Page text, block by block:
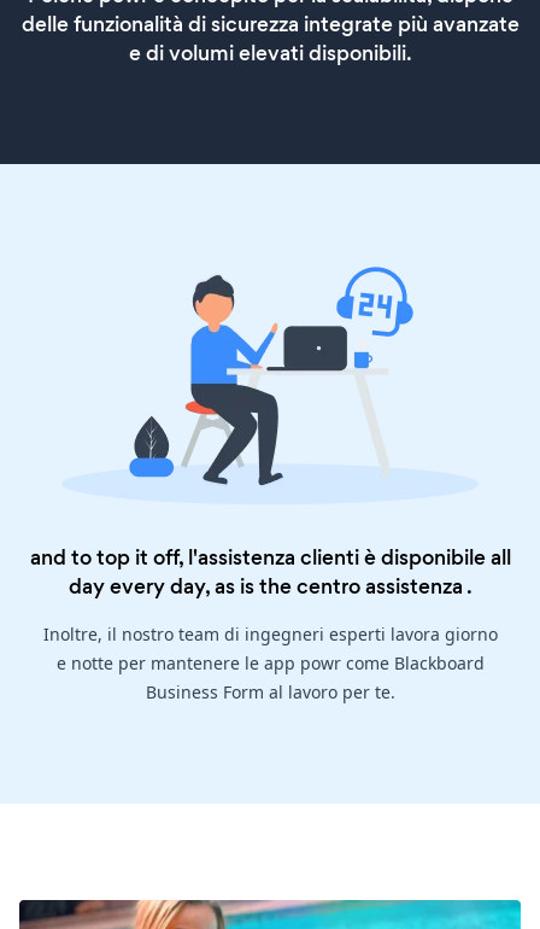
delle funzionalità di sicurezza integrate più avanzate
e di volumi elevati disponibili.
and to top it off, l'assistenza clienti è disponibile all
day every day, as is thecentro assistenza .
Inoltre, il nostro team di ingegneri esperti lavora giorno
e notte per mantenere le app powr come Blackboard
Business Form al lavoro per te.